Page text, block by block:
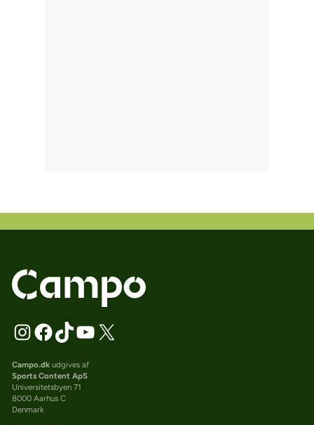
Campo.dkudgives af
Sports Content ApS
Universitetsbyen 71
8000 Aarhus C
Denmark